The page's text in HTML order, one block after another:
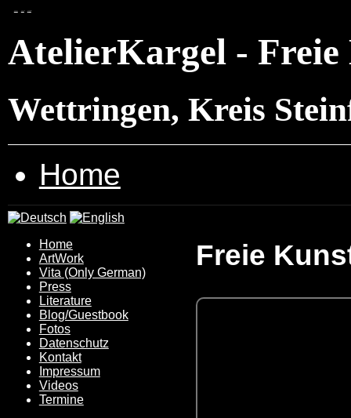
AtelierKargel -
Wettringen, Kreis
Home
Freie
Home
ArtWork
Vita (Only German)
Press
Literature
Blog/Guestbook
Fotos
Datenschutz
Kontakt
Impressum
Videos
Termine